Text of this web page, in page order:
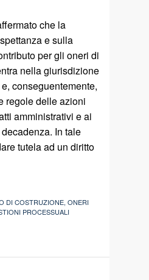
che la
e sulla
per gli oneri di
nella giurisdizione
conseguentemente,
regole delle azioni
amministrativi e ai
In tale
tutela ad un diritto
DI COSTRUZIONE, ONERI
PROCESSUALI